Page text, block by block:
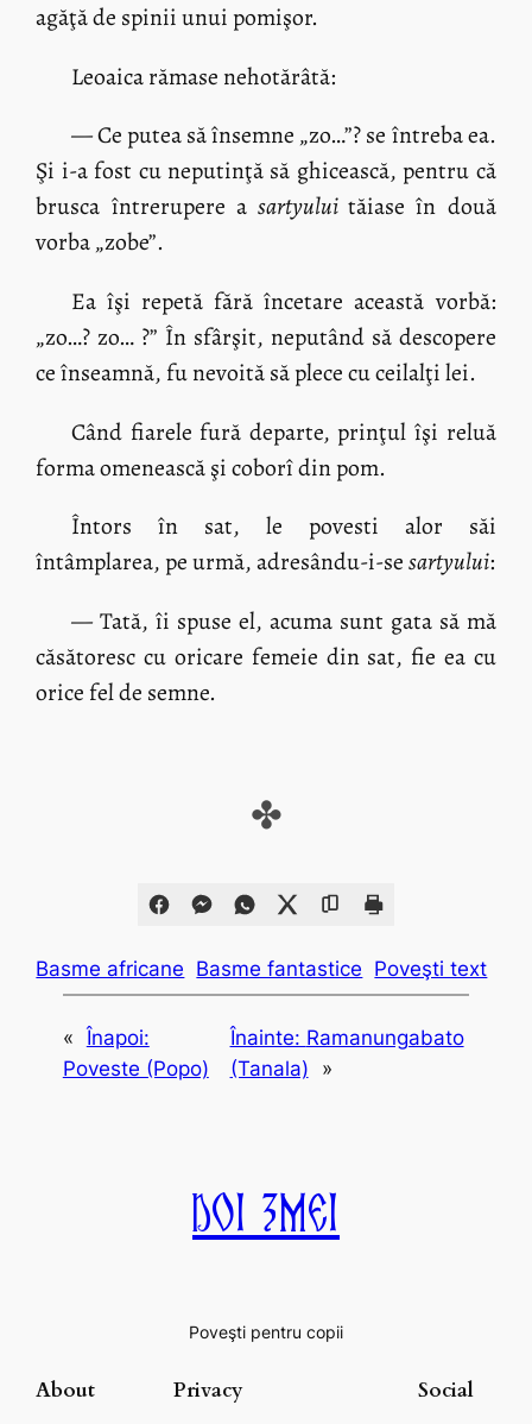
agăţă de spinii unui pomişor.
Leoaica rămase nehotărâtă:
— Ce putea să însemne „zo…”? se întreba ea.
Şi i-a fost cu neputinţă să ghicească, pentru că
brusca întrerupere a sartyuluităiase în două
vorba „zobe”.
Ea îşi repetă fără încetare această vorbă:
„zo…? zo… ?” În sfârşit, neputând să descopere
ce înseamnă, fu nevoită să plece cu ceilalţi lei.
Când fiarele fură departe, prinţul îşi reluă
forma omenească şi coborî din pom.
Întors în sat, le povesti alor săi
întâmplarea, pe urmă, adresându-i-sesartyului:
— Tată, îi spuse el, acuma sunt gata să mă
căsătoresc cu oricare femeie din sat, fie ea cu
orice fel de semne.
✤
Basme africane Basme fantastice Poveşti text
«
Înapoi:
Poveste (Popo)
Înainte: Ramanungabato
(Tanala)
»
Doi Zmei
Poveşti pentru copii
About Privacy Social